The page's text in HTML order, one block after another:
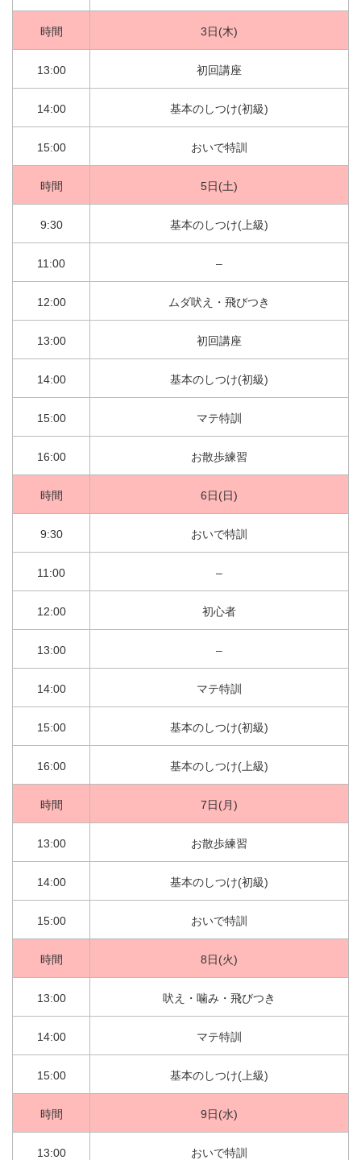
時間 3日(木)
13:00 初回講座
14:00 基本のしつけ(初級)
15:00 おいで特訓
時間 5日(土)
9:30 基本のしつけ(上級)
11:00 –
12:00 ムダ吠え・飛びつき
13:00 初回講座
14:00 基本のしつけ(初級)
15:00 マテ特訓
16:00 お散歩練習
時間 6日(日)
9:30 おいで特訓
11:00 –
12:00 初心者
13:00 –
14:00 マテ特訓
15:00 基本のしつけ(初級)
16:00 基本のしつけ(上級)
時間 7日(月)
13:00 お散歩練習
14:00 基本のしつけ(初級)
15:00 おいで特訓
時間 8日(火)
13:00 吠え・噛み・飛びつき
14:00 マテ特訓
15:00 基本のしつけ(上級)
時間 9日(水)
13:00 おいで特訓